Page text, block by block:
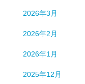
2026年3月
2026年2月
2026年1月
2025年12月